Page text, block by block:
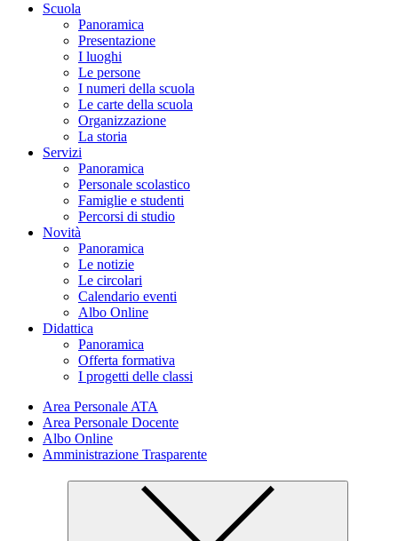
Scuola
Panoramica
Presentazione
I luoghi
Le persone
I numeri della scuola
Le carte della scuola
Organizzazione
La storia
Servizi
Panoramica
Personale scolastico
Famiglie e studenti
Percorsi di studio
Novità
Panoramica
Le notizie
Le circolari
Calendario eventi
Albo Online
Didattica
Panoramica
Offerta formativa
I progetti delle classi
Area Personale ATA
Area Personale Docente
Albo Online
Amministrazione Trasparente